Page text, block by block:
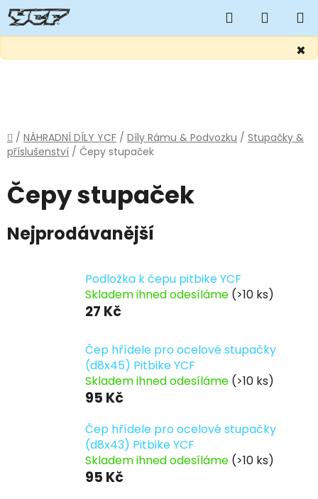
×
Hledat
KOŠÍK
Domů
/ NÁHRADNÍ DÍLY YCF / Díly Rámu & Podvozku / Stupačky &
příslušenství / Čepy stupaček
Čepy stupaček
Nejprodávanější
Podložka k čepu pitbike YCF
Skladem ihned odesíláme (>10 ks)
27 Kč
Čep hřídele pro ocelové stupačky
(d8x45) Pitbike YCF
Skladem ihned odesíláme (>10 ks)
95 Kč
Čep hřídele pro ocelové stupačky
(d8x43) Pitbike YCF
Skladem ihned odesíláme (>10 ks)
95 Kč